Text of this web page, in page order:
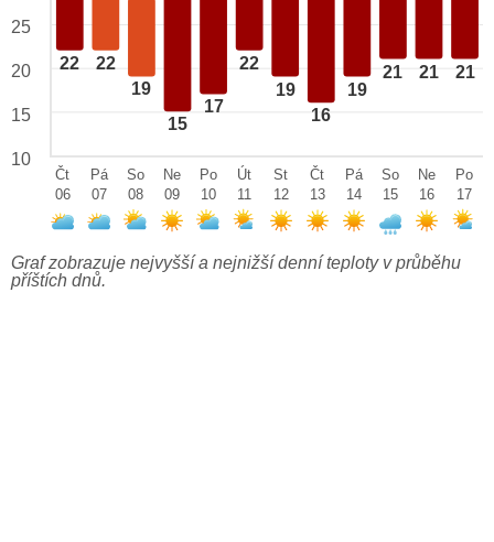
22 22
19
15
17
22
19
16
19
21 21 21
25
20
15
10
Čt
06
Pá
07
So
08
Ne
09
Po
10
Út
11
St
12
Čt
13
Pá
14
So
15
Ne
16
Po
17
Graf zobrazuje nejvyšší a nejnižší denní teploty v průběhu
příštích dnů.